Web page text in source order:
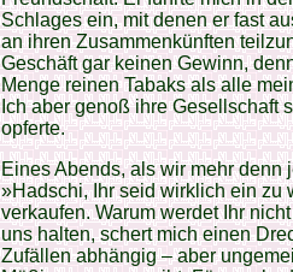
Schlages ein, mit denen er fast
an ihren Zusammenkünften
Geschäft gar keinen Gewinn,
Menge reinen Tabaks als alle
Ich aber genoß ihre Gesellschaft
opferte.
Eines Abends, als wir mehr denn
»Hadschi, Ihr seid wirklich ein zu
verkaufen. Warum werdet Ihr
uns halten, schert mich einen
Zufällen abhängig – aber